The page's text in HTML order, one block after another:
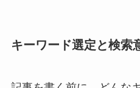
キーワード選定と検索